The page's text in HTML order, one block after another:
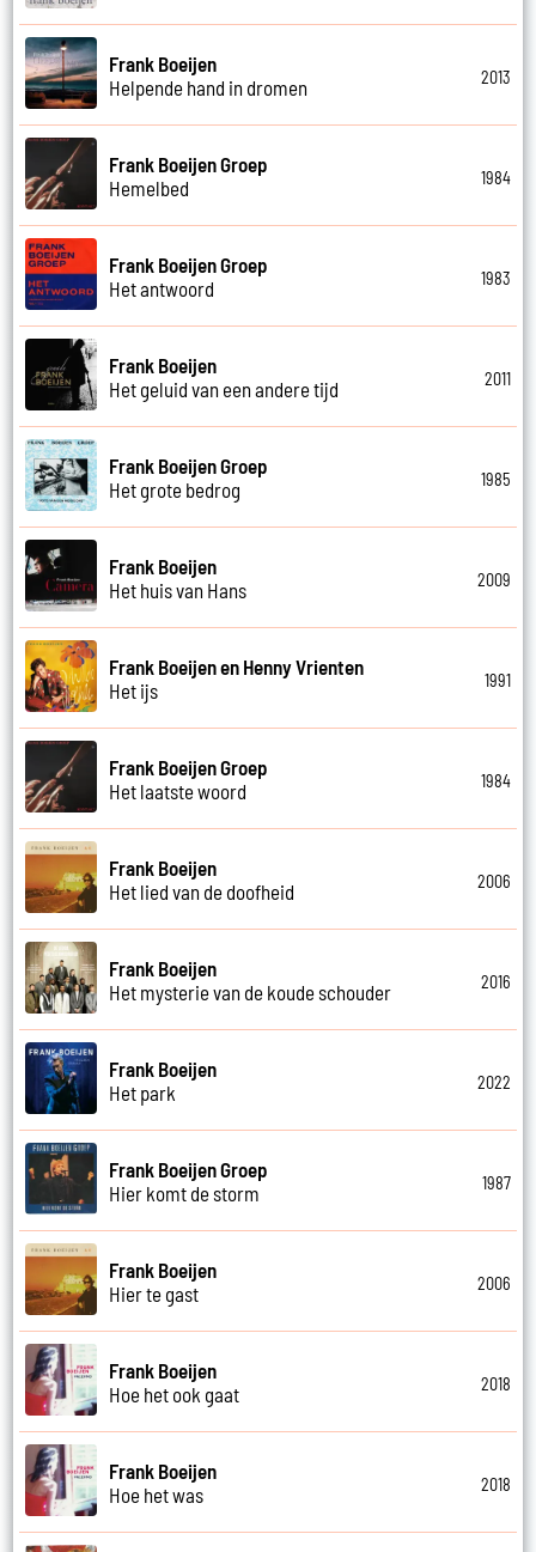
Frank Boeijen
Helpende hand in dromen
2013
Frank Boeijen Groep
Hemelbed
1984
Frank Boeijen Groep
Het antwoord
1983
Frank Boeijen
Het geluid van een andere tijd
2011
Frank Boeijen Groep
Het grote bedrog
1985
Frank Boeijen
Het huis van Hans
2009
Frank Boeijen en Henny Vrienten
Het ijs
1991
Frank Boeijen Groep
Het laatste woord
1984
Frank Boeijen
Het lied van de doofheid
2006
Frank Boeijen
Het mysterie van de koude schouder
2016
Frank Boeijen
Het park
2022
Frank Boeijen Groep
Hier komt de storm
1987
Frank Boeijen
Hier te gast
2006
Frank Boeijen
Hoe het ook gaat
2018
Frank Boeijen
Hoe het was
2018